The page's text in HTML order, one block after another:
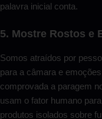
palavra inicial conta.
5. Mostre Rostos e
Somos atraídos por
para a câmara e
comprovada a paragem
usam o fator humano
produtos isolados sobre